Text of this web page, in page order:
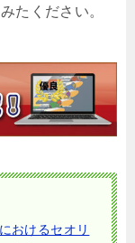
たください。
おけるセオリ